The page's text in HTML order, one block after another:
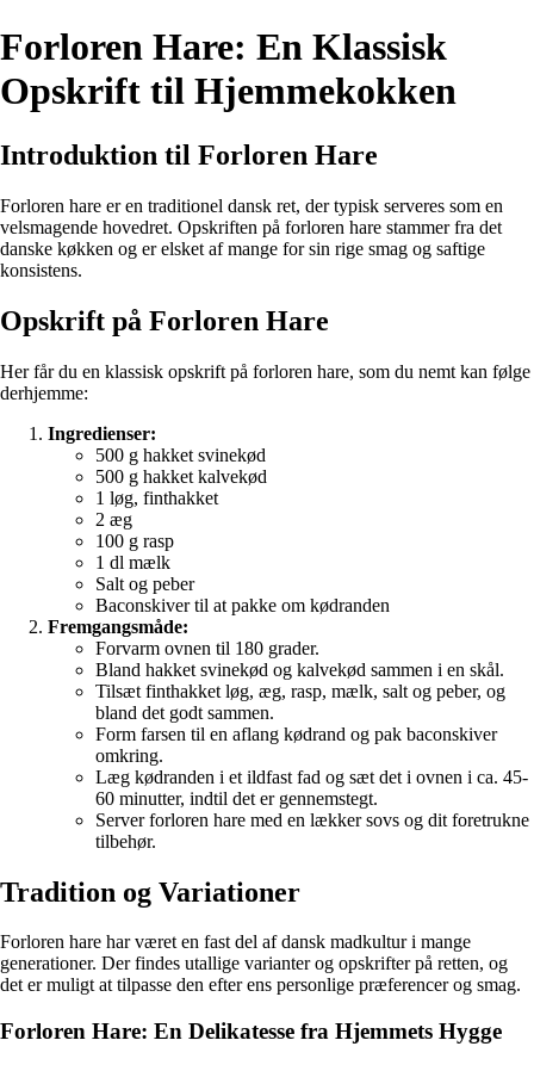
Forloren Hare: En Klassisk
Opskrift til Hjemmekokken
Introduktion til Forloren Hare
Forloren hare er en traditionel dansk ret, der typisk serveres som en
velsmagende hovedret. Opskriften på forloren hare stammer fra det
danske køkken og er elsket af mange for sin rige smag og saftige
konsistens.
Opskrift på Forloren Hare
Her får du en klassisk opskrift på forloren hare, som du nemt kan følge
derhjemme:
Ingredienser:
500 g hakket svinekød
500 g hakket kalvekød
1 løg, finthakket
2 æg
100 g rasp
1 dl mælk
Salt og peber
Baconskiver til at pakke om kødranden
Fremgangsmåde:
Forvarm ovnen til 180 grader.
Bland hakket svinekød og kalvekød sammen i en skål.
Tilsæt finthakket løg, æg, rasp, mælk, salt og peber, og
bland det godt sammen.
Form farsen til en aflang kødrand og pak baconskiver
omkring.
Læg kødranden i et ildfast fad og sæt det i ovnen i ca. 45-
60 minutter, indtil det er gennemstegt.
Server forloren hare med en lækker sovs og dit foretrukne
tilbehør.
Tradition og Variationer
Forloren hare har været en fast del af dansk madkultur i mange
generationer. Der findes utallige varianter og opskrifter på retten, og
det er muligt at tilpasse den efter ens personlige præferencer og smag.
Forloren Hare: En Delikatesse fra Hjemmets Hygge